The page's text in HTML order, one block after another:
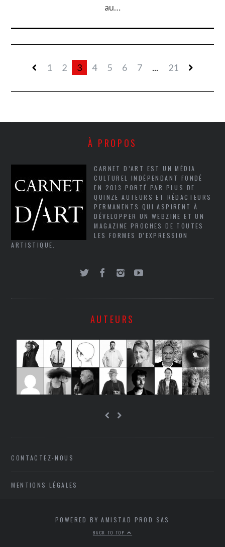
au…
1 2 3 4 5 6 7 ... 21
À PROPOS
CARNET D’ART EST UN MÉDIA
CULTUREL INDÉPENDANT FONDÉ
EN 2013 PORTÉ PAR PLUS DE
QUINZE AUTEURS ET RÉDACTEURS
PERMANENTS QUI ASPIRENT À
DÉVELOPPER UN WEBZINE ET UN
MAGAZINE PROCHES DE TOUTES
LES FORMES D'EXPRESSION
ARTISTIQUE.
AUTEURS
CONTACTEZ-NOUS
MENTIONS LÉGALES
POWERED BY AMISTAD PROD SAS
BACK TO TOP